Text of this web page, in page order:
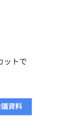
ットで